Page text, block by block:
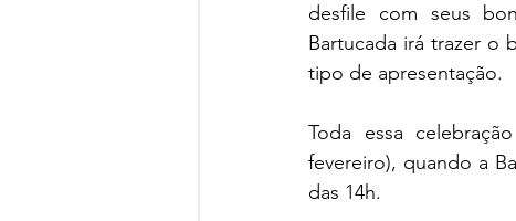
desfile com seus
Bartucada irá trazer o
tipo de apresentação.
Toda essa
fevereiro), quando a
das 14h.